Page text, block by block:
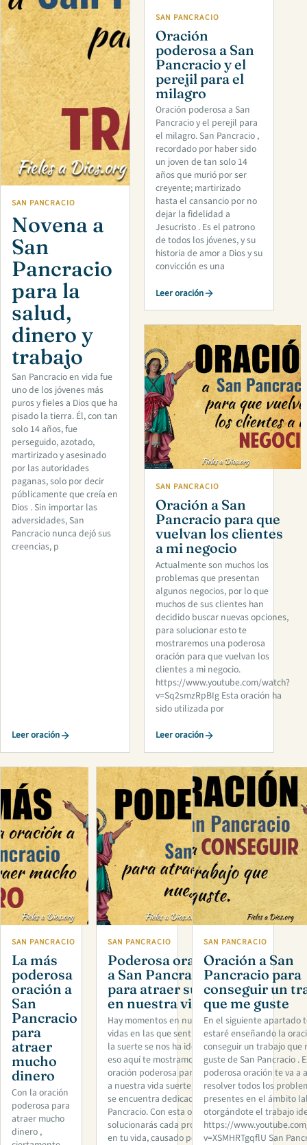
SAN PANCRACIO
Novena a
San
Pancracio
para la
salud,
dinero y
trabajo
San Pancracio en vida fue
uno de los jóvenes más
puros y fieles a Dios que ha
pisado la tierra. Él, con tan
solo 14 años, fue
perseguido, azotado,
martirizado y asesinado
por las autoridades
paganas, solo por decir
públicamente que creía en
Dios . Sin importar las
adversidades, San
Pancracio nunca dejó sus
creencias, p
Leer oración
SAN PANCRACIO
Oración
poderosa a San
Pancracio y el
perejil para el
milagro
Oración poderosa a San
Pancracio y el perejil para
el milagro. San Pancracio ,
recordado por haber sido
un joven de tan solo 14
años que murió por ser
creyente; martirizado
hasta el cansancio por no
dejar la fidelidad a
Jesucristo . Es el patrono
de todos los jóvenes, y su
historia de amor a Dios y su
convicción es una
Leer oración
SAN PANCRACIO
Oración a San
Pancracio para que
vuelvan los clientes
a mi negocio
Actualmente son muchos los
problemas que presentan
algunos negocios, por lo que
muchos de sus clientes han
decidido buscar nuevas opciones,
para solucionar esto te
mostraremos una poderosa
oración para que vuelvan los
clientes a mi negocio.
https://www.youtube.com/watch?
v=Sq2smzRpBIg Esta oración ha
sido utilizada por
Leer oración
SAN PANCRACIO
La más
poderosa
oración a
San
Pancracio
para
atraer
mucho
dinero
Con la oración
poderosa para
atraer mucho
dinero ,
SAN PANCRACIO
Poderosa oración
a San Pancracio
para atraer suerte
en nuestra vida
Hay momentos en nuestras
vidas en las que sentimos que
la suerte se nos ha ido, por
eso aquí te mostramos una
oración poderosa para atraer
a nuestra vida suerte, la cual
se encuentra dedicada a San
Pancracio. Con esta oración
solucionarás cada problema
en tu vida, causado por la
SAN PANCRACIO
Oración a San
Pancracio para
conseguir un
que me guste
En el siguiente apartado
estaré enseñando la
conseguir un trabajo que
guste de San Pancracio .
poderosa oración te va a
resolver todos los
presentes en el ámbito
otorgándote el trabajo
https://
v=XSMHRTgqflU San